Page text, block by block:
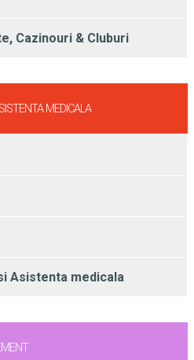
Cazinouri & Cluburi
MEDICALA
Asistenta medicala